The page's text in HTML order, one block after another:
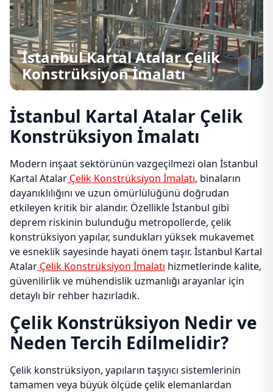
İstanbul Kartal Atalar Çelik
Konstrüksiyon İmalatı
İstanbul Kartal Atalar Çelik
Konstrüksiyon İmalatı
Modern inşaat sektörünün vazgeçilmezi olan İstanbul
Kartal Atalar Çelik Konstrüksiyon İmalatı, binaların
dayanıklılığını ve uzun ömürlülüğünü doğrudan
etkileyen kritik bir alandır. Özellikle İstanbul gibi
deprem riskinin bulunduğu metropollerde, çelik
konstrüksiyon yapılar, sundukları yüksek mukavemet
ve esneklik sayesinde hayati önem taşır. İstanbul Kartal
Atalar Çelik Konstrüksiyon İmalatı hizmetlerinde kalite,
güvenilirlik ve mühendislik uzmanlığı arayanlar için
detaylı bir rehber hazırladık.
Çelik Konstrüksiyon Nedir ve
Neden Tercih Edilmelidir?
Çelik konstrüksiyon, yapıların taşıyıcı sistemlerinin
tamamen veya büyük ölçüde çelik elemanlardan